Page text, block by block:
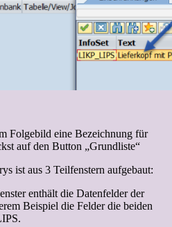
Folgebild eine Bezeichnung für
auf den Button „Grundliste“
ist aus 3 Teilfenstern aufgebaut:
enthält die Datenfelder der
Beispiel die Felder die beiden